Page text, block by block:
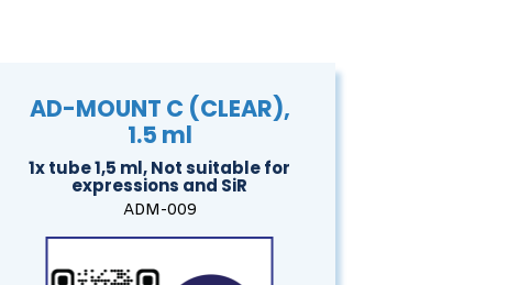
AD-MOUNT C (CLEAR),
1.5 ml
1x tube 1,5 ml, Not suitable for
expressions and SiR
ADM-009